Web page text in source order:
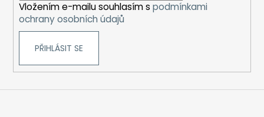
Vložením e-mailu souhlasím s podmínkami
ochrany osobních údajů
PŘIHLÁSIT SE